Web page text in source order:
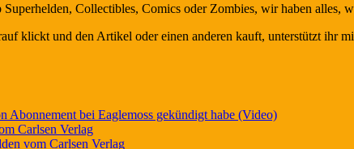
Collectibles, Comics oder Zombies, wir haben alles,
klickt und den Artikel oder einen anderen kauft, unterstützt ihr
bei Eaglemoss gekündigt habe (Video)
Carlsen Verlag
vom Carlsen Verlag